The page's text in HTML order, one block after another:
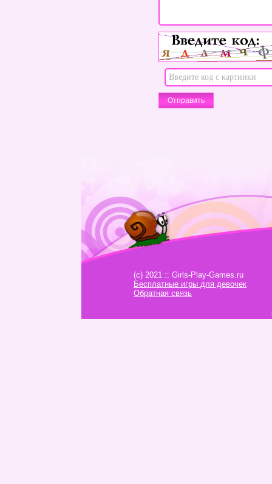
(c) 2021 :: Girls-Play-Games.ru
Бесплатные игры для девочек
Обратная связь